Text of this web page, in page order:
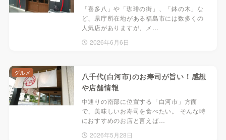
「喜多八」や「珈琲の街」、「鉢の木」な
ど、県庁所在地がある福島市には数多くの
人気店がありますが、メ…
2026年6月6日
八千代(白河市)のお寿司が旨い！感想
や店舗情報
中通りの南部に位置する「白河市」方面
で、美味しいお寿司を食べたい。 そんな時
におすすめのお店と言えば…
2026年5月28日
グルメ